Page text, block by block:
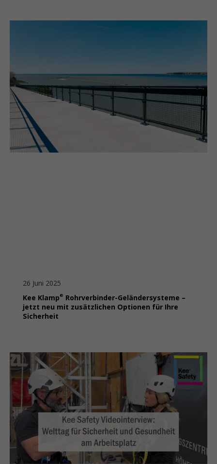
26 Juni 2025
Kee Klamp ® Rohrverbinder-Geländersysteme –
jetzt neu mit zusätzlichen Optionen für Ihre
Sicherheit